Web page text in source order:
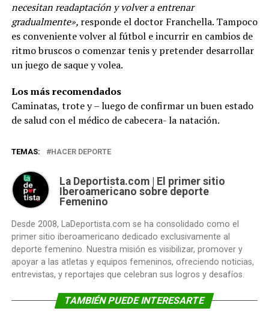
necesitan readaptación y volver a entrenar
gradualmente», responde el doctor Franchella. Tampoco
es conveniente volver al fútbol e incurrir en cambios de
ritmo bruscos o comenzar tenis y pretender desarrollar
un juego de saque y volea.
Los más recomendados
Caminatas, trote y – luego de confirmar un buen estado
de salud con el médico de cabecera- la natación.
TEMAS: HACER DEPORTE
La Deportista.com | El primer sitio
Iberoamericano sobre deporte
Femenino
Desde 2008, LaDeportista.com se ha consolidado como el
primer sitio iberoamericano dedicado exclusivamente al
deporte femenino. Nuestra misión es visibilizar, promover y
apoyar a las atletas y equipos femeninos, ofreciendo noticias,
entrevistas, y reportajes que celebran sus logros y desafíos.
TAMBIÉN PUEDE INTERESARTE